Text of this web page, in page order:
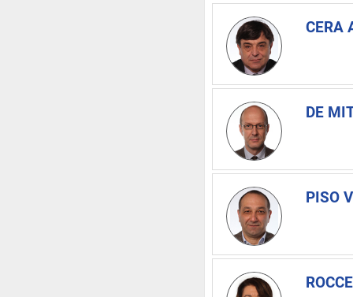
CERA
DE
PISO